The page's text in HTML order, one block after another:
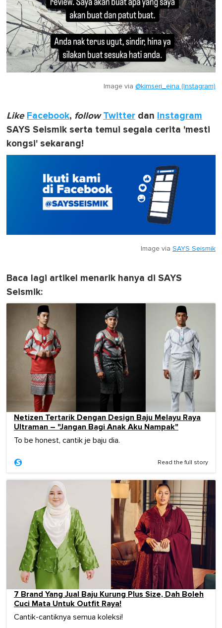
Image via @kimseri_eina (Instagram)
Like Facebook, follow Twitter dan Instagram
SAYS Seismik serta temui segala cerita 'mesti
kongsi' sekarang!
Image via SAYS Seismik
Baca lagi artikel menarik hanya di SAYS
Seismik:
Netizen Tertarik Dengan Design Baju Melayu Raya
Ultraman – "Jangan Bagi Anak Aku Nampak"
To be honest, cantik je baju dia.
Read the full story
7 Brand Yang Jual Baju Kurung Plus Size, Dah Boleh
Cuci Mata Untuk Outfit Raya!
Cantik-cantiknya semua koleksi!